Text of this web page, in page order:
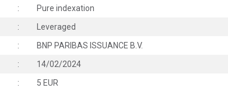
:
Pure indexation
:
Leveraged
:
BNP PARIBAS ISSUANCE B.V.
:
14/02/2024
:
5 EUR